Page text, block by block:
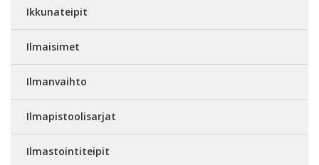
Ikkunateipit
Ilmaisimet
Ilmanvaihto
Ilmapistoolisarjat
Ilmastointiteipit